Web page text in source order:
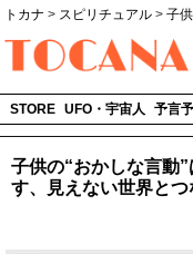
トカナ > スピリチュアル > 子
STORE UFO・宇宙人 予言
子供の“おかしな言動
す、見えない世界と